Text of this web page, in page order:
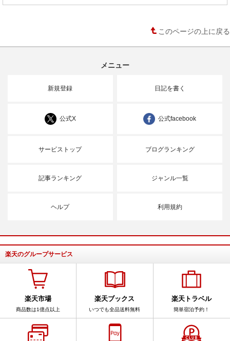
このページの上に戻る
メニュー
新規登録 日記を書く
公式X 公式facebook
サービストップ ブログランキング
記事ランキング ジャンル一覧
ヘルプ 利用規約
楽天のグループサービス
楽天市場
商品数は1億点以上
楽天ブックス
いつでも全品送料無料
楽天トラベル
簡単宿泊予約！